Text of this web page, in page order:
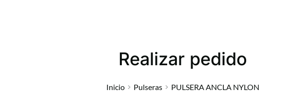
Realizar pedido
Inicio Pulseras PULSERA ANCLA NYLON